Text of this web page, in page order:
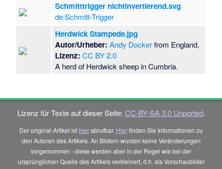
Schmitttrigger nichtinvertierend.svg
de:Schmitt-Trigger
Herdwick Stampede.jpg
Autor/Urheber: Andy Dockerfrom England,
Lizenz: CC BY 2.0
A herd of Herdwick sheep in Cumbria.
Lizenz für Texte auf dieser Seite: CC-BY-SA 3.0 Unported.
Der original-Artikel ist hierabrufbar. Hierfinden Sie Informationen zu
den Autoren des Artikels. An Bildern wurden keine Veränderungen
vorgenommen - diese werden aber in der Regel wie bei der
ursprünglichen Quelle des Artikels verkleinert, d.h. als Vorschaubilder